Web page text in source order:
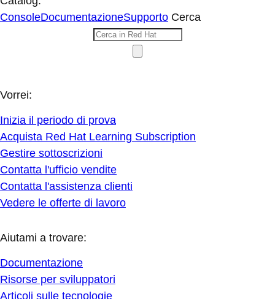
ConsoleDocumentazioneSupporto Cerca
Vorrei:
Inizia il periodo di prova
Acquista Red Hat Learning Subscription
Gestire sottoscrizioni
Contatta l'ufficio vendite
Contatta l'assistenza clienti
Vedere le offerte di lavoro
Aiutami a trovare:
Documentazione
Risorse per sviluppatori
Articoli sulle tecnologie